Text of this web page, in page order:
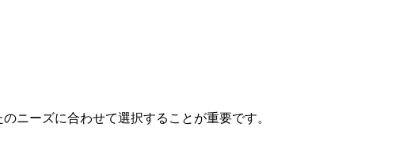
ニーズに合わせて選択することが重要です。